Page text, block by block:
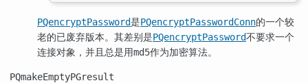
PQencryptPassword是PQencryptPasswordConn的一个较
老的已废弃版本。其差别是PQencryptPassword不要求一个
连接对象，并且总是用md5作为加密算法。
PQmakeEmptyPGresult